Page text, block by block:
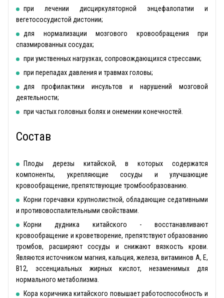
при лечении дисциркуляторной энцефалопатии и
вегетососудистой дистонии;
для нормализации мозгового кровообращения при
спазмированных сосудах;
при умственных нагрузках, сопровождающихся стрессами;
при перепадах давления и травмах головы;
для профилактики инсультов и нарушений мозговой
деятельности;
при частых головных болях и онемении конечностей.
Состав
Плоды дерезы китайской, в которых содержатся
компоненты, укрепляющие сосуды и улучшающие
кровообращение, препятствующие тромбообразованию.
Корни горечавки крупнолистной, обладающие седативными
и противовоспалительными свойствами.
Корни дудника китайского - восстанавливают
кровообращение и кроветворение, препятствуют образованию
тромбов, расширяют сосуды и снижают вязкость крови.
Являются источником магния, кальция, железа, витаминов А, Е,
В12, эссенциальных жирных кислот, незаменимых для
нормального метаболизма.
Кора коричника китайского повышает работоспособность и